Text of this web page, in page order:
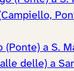
(Ponte) a S.
delle) a